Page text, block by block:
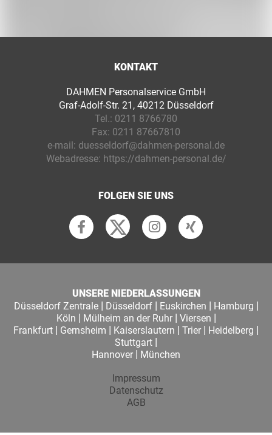
KONTAKT
DAHMEN Personalservice GmbH
Graf-Adolf-Str. 21, 40212 Düsseldorf
Tel.: 0211 8766780
Fax: 0211 87667810
e-mail: duesseldorf@dahmen-personal.de
Webadresse: https://dahmen-personal.de/
FOLGEN SIE UNS
UNSERE NIEDERLASSUNGEN
Düsseldorf Zentrale| Düsseldorf| Euskirchen | Hamburg |
Köln | Mülheim an der Ruhr| Viersen |
Frankfurt | Gernsheim | Kaiserslautern | Trier | Heidelberg |
Stuttgart |
Hannover | München
Impressum
Datenschutz
AGB